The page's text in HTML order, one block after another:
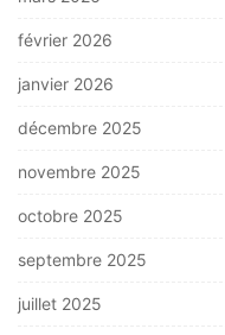
février 2026
janvier 2026
décembre 2025
novembre 2025
octobre 2025
septembre 2025
juillet 2025